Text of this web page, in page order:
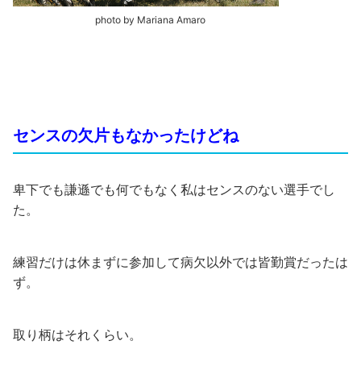
photo by Mariana Amaro
センスの欠片もなかったけどね
卑下でも謙遜でも何でもなく私はセンスのない選手でし
た。
練習だけは休まずに参加して病欠以外では皆勤賞だったは
ず。
取り柄はそれくらい。